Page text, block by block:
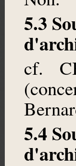
5.3
cf.
5.4